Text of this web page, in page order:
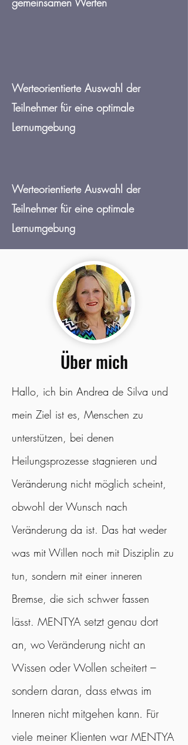
Werteorientierte Auswahl der
Teilnehmer für eine optimale
Lernumgebung
Werteorientierte Auswahl der
Teilnehmer für eine optimale
Lernumgebung
Über mich
Hallo, ich bin Andrea de Silva und
mein Ziel ist es, Menschen zu
unterstützen, bei denen
Heilungsprozesse stagnieren und
Veränderung nicht möglich scheint,
obwohl der Wunsch nach
Veränderung da ist. Das hat weder
was mit Willen noch mit Disziplin zu
tun, sondern mit einer inneren
Bremse, die sich schwer fassen
lässt. MENTYA setzt genau dort
an, wo Veränderung nicht an
Wissen oder Wollen scheitert –
sondern daran, dass etwas im
Inneren nicht mitgehen kann. Für
viele meiner Klienten war MENTYA